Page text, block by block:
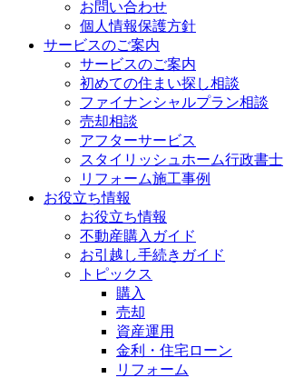
お問い合わせ
個人情報保護方針
サービスのご案内
サービスのご案内
初めての住まい探し相談
ファイナンシャルプラン相談
売却相談
アフターサービス
スタイリッシュホーム行政書士
リフォーム施工事例
お役立ち情報
お役立ち情報
不動産購入ガイド
お引越し手続きガイド
トピックス
購入
売却
資産運用
金利・住宅ローン
リフォーム